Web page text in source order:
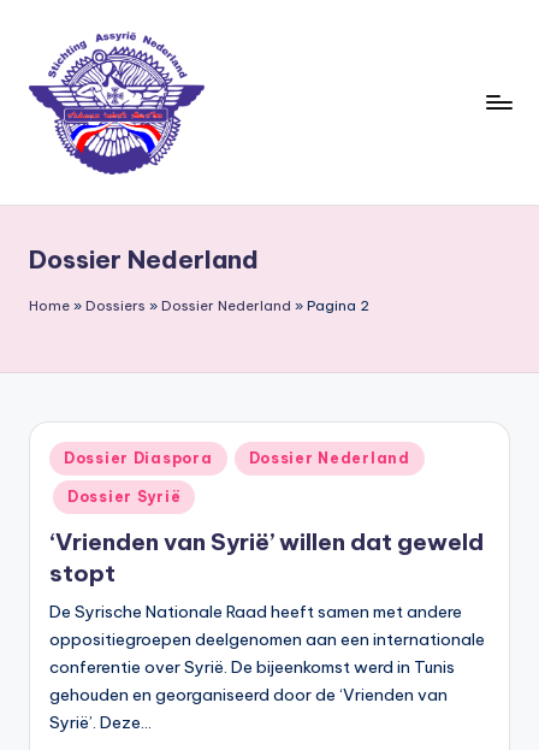
c
h
g
A
N
Dossier Nederland
Home » Dossiers » Dossier Nederland » Pagina 2
Geplaatst
in
Dossier Diaspora Dossier Nederland
Dossier Syrië
‘Vrienden van Syrië’ willen dat geweld
stopt
De Syrische Nationale Raad heeft samen met andere
oppositiegroepen deelgenomen aan een internationale
conferentie over Syrië. De bijeenkomst werd in Tunis
gehouden en georganiseerd door de ‘Vrienden van
Syrië’. Deze…